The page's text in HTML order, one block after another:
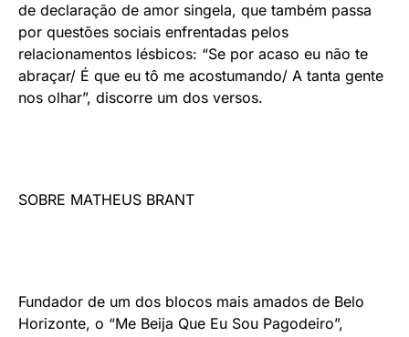
de declaração de amor singela, que também passa
por questões sociais enfrentadas pelos
relacionamentos lésbicos: “Se por acaso eu não te
abraçar/ É que eu tô me acostumando/ A tanta gente
nos olhar”, discorre um dos versos.
SOBRE MATHEUS BRANT
Fundador de um dos blocos mais amados de Belo
Horizonte, o “Me Beija Que Eu Sou Pagodeiro”,